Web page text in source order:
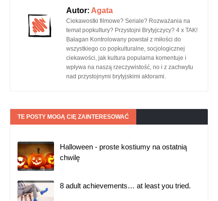
Autor: Agata
Ciekawostki filmowe? Seriale? Rozważania na
temat popkultury? Przystojni Brytyjczycy? 4 x TAK!
Bałagan Kontrolowany powstał z miłości do
wszystkiego co popkulturalne, socjologicznej
ciekawości, jak kultura popularna komentuje i
wpływa na naszą rzeczywistość, no i z zachwytu
nad przystojnymi brytyjskimi aktorami.
TE POSTY MOGĄ CIĘ ZAINTERESOWAĆ
Halloween - proste kostiumy na ostatnią
chwilę
8 adult achievements… at least you tried.